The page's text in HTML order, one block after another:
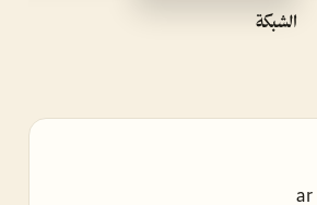
الشبكة
ar